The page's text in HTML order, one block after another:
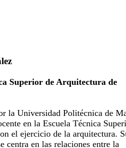
Superior de Arquitectura de
la Universidad Politécnica de
en la Escuela Técnica
el ejercicio de la arquitectura.
centra en las relaciones entre la